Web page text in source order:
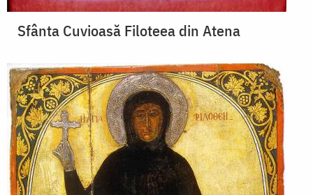
Sfânta Cuvioasă Filoteea din Atena